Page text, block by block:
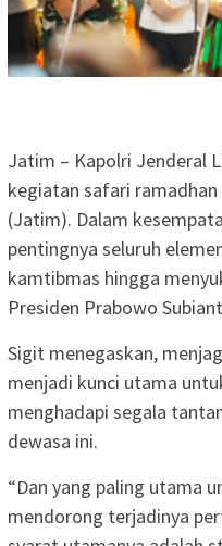
Jatim – Kapolri Jenderal
kegiatan safari
(Jatim). Dalam
pentingnya seluruh
kamtibmas hingga
Presiden Prabowo
Sigit menegaskan,
menjadi kunci utama
menghadapi segala
dewasa ini.
“Dan yang paling utama
mendorong terjadinya